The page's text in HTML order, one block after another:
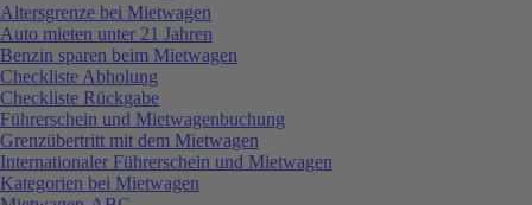
Altersgrenze bei Mietwagen
Auto mieten unter 21 Jahren
Benzin sparen beim Mietwagen
Checkliste Abholung
Checkliste Rückgabe
Führerschein und Mietwagenbuchung
Grenzübertritt mit dem Mietwagen
Internationaler Führerschein und Mietwagen
Kategorien bei Mietwagen